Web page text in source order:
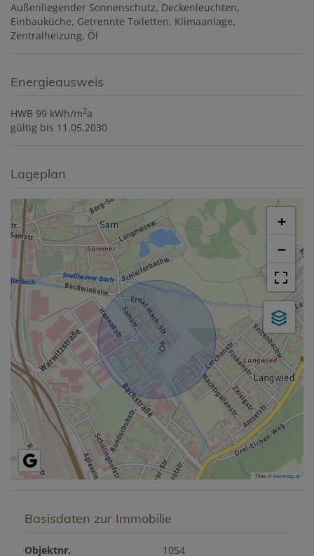
Außenliegender Sonnenschutz Deckenleuchten
Einbauküche Getrennte Toiletten Klimaanlage
Zentralheizung Öl
Energieausweis
HWB 99 kWh/m2a
gültig bis 11.05.2030
Lageplan
+
−
Tiles ©basemap.at
Basisdaten zur Immobilie
Objektnr. 1054